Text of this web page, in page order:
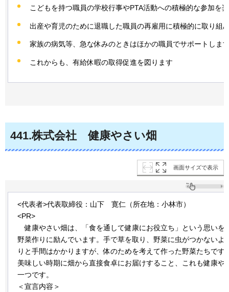
こどもを持つ職員の学校行事やPTA活動への積極的な参加を
出産や育児のために退職した職員の再雇用に積極的に取り組
家族の病気等、急な休みのときはほかの職員でサポートしま
これからも、有給休暇の取得促進を図ります
441.株式会社 健康やさい畑
画面サイズで表示
<代表者>代表取締役：山下 寛仁 （所在地：小林市）
<PR>
健康やさい畑は、「食を通して健康にお役立ち」という思いを
野菜作りに励んでいます。手で草を取り、野菜に虫がつかないよ
りと手間はかかりますが、体のためを考えて作った野菜たちです
美味しい時期に畑から直接食卓にお届けすること、これも健康や
一つです。
＜宣言内容＞